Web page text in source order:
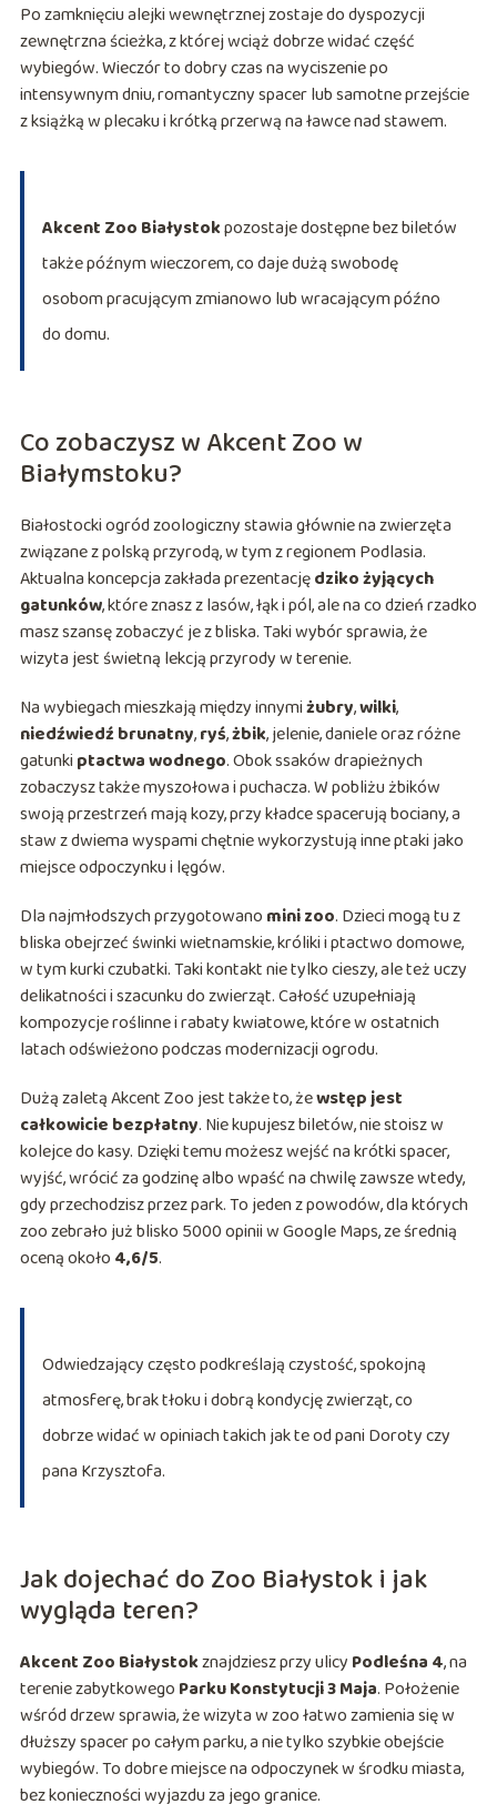
Po zamknięciu alejki wewnętrznej zostaje do dyspozycji
zewnętrzna ścieżka, z której wciąż dobrze widać część
wybiegów. Wieczór to dobry czas na wyciszenie po
intensywnym dniu, romantyczny spacer lub samotne przejście
z książką w plecaku i krótką przerwą na ławce nad stawem.
Akcent Zoo Białystokpozostaje dostępne bez biletów
także późnym wieczorem, co daje dużą swobodę
osobom pracującym zmianowo lub wracającym późno
do domu.
Co zobaczysz w Akcent Zoo w
Białymstoku?
Białostocki ogród zoologiczny stawia głównie na zwierzęta
związane z polską przyrodą, w tym z regionem Podlasia.
Aktualna koncepcja zakłada prezentacjędziko żyjących
gatunków, które znasz z lasów, łąk i pól, ale na co dzień rzadko
masz szansę zobaczyć je z bliska. Taki wybór sprawia, że
wizyta jest świetną lekcją przyrody w terenie.
Na wybiegach mieszkają między innymiżubry,wilki,
niedźwiedź brunatny,ryś,żbik, jelenie, daniele oraz różne
gatunki ptactwa wodnego. Obok ssaków drapieżnych
zobaczysz także myszołowa i puchacza. W pobliżu żbików
swoją przestrzeń mają kozy, przy kładce spacerują bociany, a
staw z dwiema wyspami chętnie wykorzystują inne ptaki jako
miejsce odpoczynku i lęgów.
Dla najmłodszych przygotowano mini zoo. Dzieci mogą tu z
bliska obejrzeć świnki wietnamskie, króliki i ptactwo domowe,
w tym kurki czubatki. Taki kontakt nie tylko cieszy, ale też uczy
delikatności i szacunku do zwierząt. Całość uzupełniają
kompozycje roślinne i rabaty kwiatowe, które w ostatnich
latach odświeżono podczas modernizacji ogrodu.
Dużą zaletą Akcent Zoo jest także to, żewstęp jest
całkowicie bezpłatny. Nie kupujesz biletów, nie stoisz w
kolejce do kasy. Dzięki temu możesz wejść na krótki spacer,
wyjść, wrócić za godzinę albo wpaść na chwilę zawsze wtedy,
gdy przechodzisz przez park. To jeden z powodów, dla których
zoo zebrało już blisko 5000 opinii w Google Maps, ze średnią
oceną około 4,6/5.
Odwiedzający często podkreślają czystość, spokojną
atmosferę, brak tłoku i dobrą kondycję zwierząt, co
dobrze widać w opiniach takich jak te od pani Doroty czy
pana Krzysztofa.
Jak dojechać do Zoo Białystok i jak
wygląda teren?
Akcent Zoo Białystokznajdziesz przy ulicy Podleśna 4, na
terenie zabytkowego Parku Konstytucji 3 Maja. Położenie
wśród drzew sprawia, że wizyta w zoo łatwo zamienia się w
dłuższy spacer po całym parku, a nie tylko szybkie obejście
wybiegów. To dobre miejsce na odpoczynek w środku miasta,
bez konieczności wyjazdu za jego granice.